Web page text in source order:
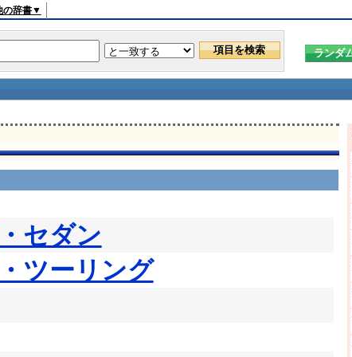
の辞書▼
セダン
ツーリング